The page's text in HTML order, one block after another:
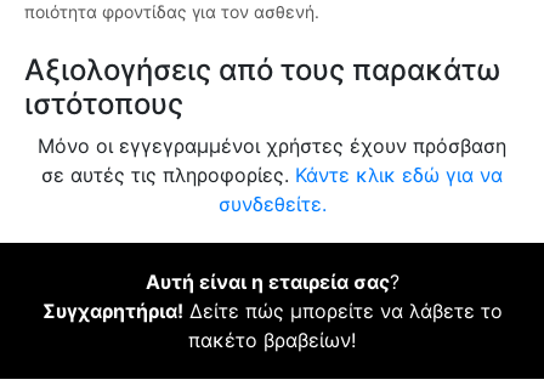
ποιότητα φροντίδας για τον ασθενή.
Αξιολογήσεις από τους παρακάτω
ιστότοπους
Μόνο οι εγγεγραμμένοι χρήστες έχουν πρόσβαση
σε αυτές τις πληροφορίες. Κάντε κλικ εδώ για να
συνδεθείτε.
Αυτή είναι η εταιρεία σας?
Συγχαρητήρια! Δείτε πώς μπορείτε να λάβετε το
πακέτο βραβείων!